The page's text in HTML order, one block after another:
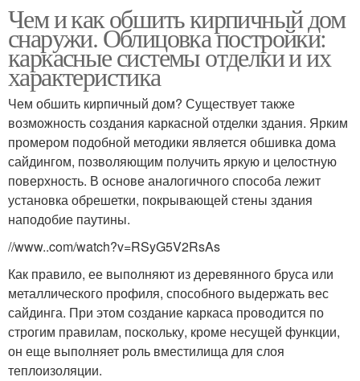
Чем и как обшить кирпичный дом
снаружи. Облицовка постройки:
каркасные системы отделки и их
характеристика
Чем обшить кирпичный дом? Существует также
возможность создания каркасной отделки здания. Ярким
промером подобной методики является обшивка дома
сайдингом, позволяющим получить яркую и целостную
поверхность. В основе аналогичного способа лежит
установка обрешетки, покрывающей стены здания
наподобие паутины.
//www..com/watch?v=RSyG5V2RsAs
Как правило, ее выполняют из деревянного бруса или
металлического профиля, способного выдержать вес
сайдинга. При этом создание каркаса проводится по
строгим правилам, поскольку, кроме несущей функции,
он еще выполняет роль вместилища для слоя
теплоизоляции.